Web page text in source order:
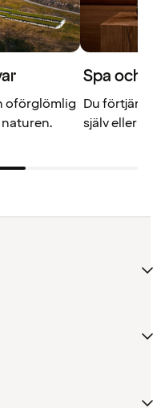
oförglömlig
Spa och
Du
själv eller